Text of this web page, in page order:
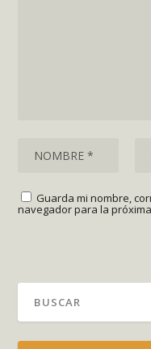
Guarda mi nombre,
navegador para la